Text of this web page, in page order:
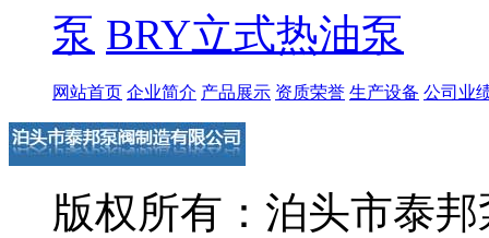
泵 BRY立式热油泵
网站首页 企业简介 产品展示 资质荣誉 生产设备 公司业
版权所有：泊头市泰